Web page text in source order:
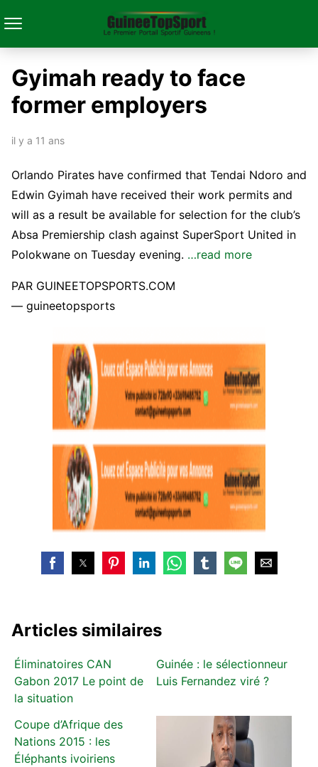
Gyimah ready to face
former employers
il y a 11 ans
Orlando Pirates have confirmed that Tendai Ndoro and
Edwin Gyimah have received their work permits and
will as a result be available for selection for the club’s
Absa Premiership clash against SuperSport United in
Polokwane on Tuesday evening. …read more
PAR GUINEETOPSPORTS.COM
— guineetopsports
Articles similaires
Éliminatoires CAN
Gabon 2017 Le point de
la situation
Guinée : le sélectionneur
Luis Fernandez viré ?
Coupe d’Afrique des
Nations 2015 : les
Éléphants ivoiriens